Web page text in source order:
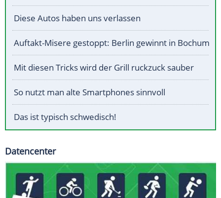
Diese Autos haben uns verlassen
Auftakt-Misere gestoppt: Berlin gewinnt in Bochum
Mit diesen Tricks wird der Grill ruckzuck sauber
So nutzt man alte Smartphones sinnvoll
Das ist typisch schwedisch!
Datencenter